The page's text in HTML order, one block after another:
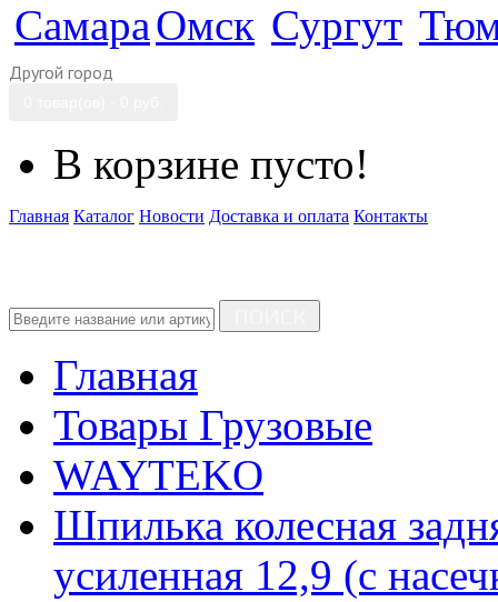
СамараОмск Сургут
Другой город
В корзине пусто!
Главная Каталог Новости Доставка и оплата Контакты
Главная
Товары Грузовые
WAYTEKO
Шпилька колесная
усиленная 12,9 (с